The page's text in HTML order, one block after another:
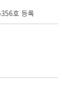
호 등록